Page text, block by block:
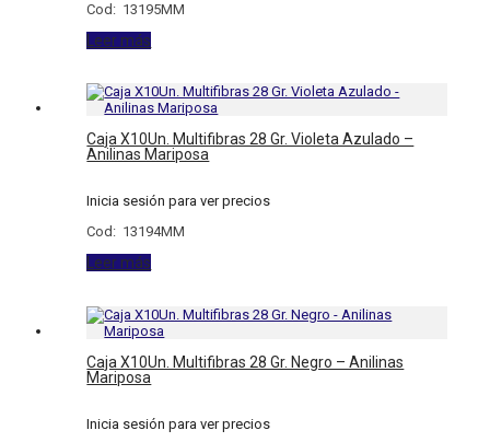
Cod: 13195MM
Leer más
Caja X10Un. Multifibras 28 Gr. Violeta Azulado –
Anilinas Mariposa
Inicia sesión para ver precios
Cod: 13194MM
Leer más
Caja X10Un. Multifibras 28 Gr. Negro – Anilinas
Mariposa
Inicia sesión para ver precios